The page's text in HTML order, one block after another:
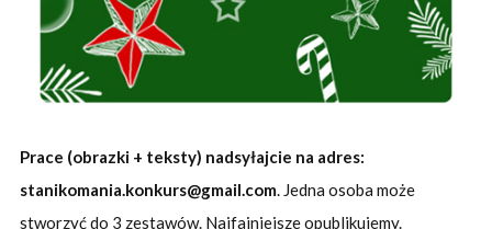
Prace (obrazki + teksty) nadsyłajcie na adres:
stanikomania.konkurs@gmail.com. Jedna osoba może
stworzyć do 3 zestawów. Najfajniejsze opublikujemy.